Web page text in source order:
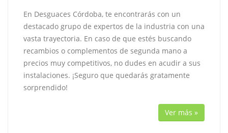
En Desguaces Córdoba, te encontrarás con un
destacado grupo de expertos de la industria con una
vasta trayectoria. En caso de que estés buscando
recambios o complementos de segunda mano a
precios muy competitivos, no dudes en acudir a sus
instalaciones. ¡Seguro que quedarás gratamente
sorprendido!
Ver más »